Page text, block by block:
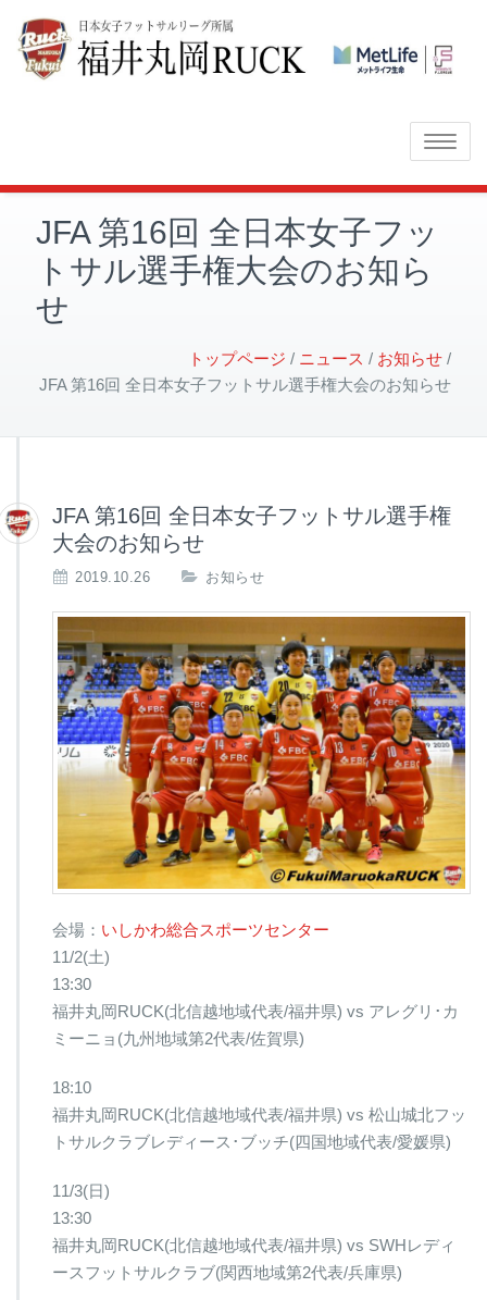
Toggle
JFA 第16回 全日本女子フッ
トサル選手権大会のお知ら
せ
トップページ ニュース
お知らせ
JFA 第16回 全日本女子フットサル選手権大会のお知らせ
JFA 第16回 全日本女子フットサル選手権
大会のお知らせ
2019.10.26 お知らせ
会場： いしかわ総合スポーツセンター
11/2(土)
13:30
福井丸岡RUCK(北信越地域代表/福井県) vs アレグリ･カ
ミーニョ(九州地域第2代表/佐賀県)
18:10
福井丸岡RUCK(北信越地域代表/福井県) vs 松山城北フッ
トサルクラブレディース･ブッチ(四国地域代表/愛媛県)
11/3(日)
13:30
福井丸岡RUCK(北信越地域代表/福井県) vs SWHレディ
ースフットサルクラブ(関西地域第2代表/兵庫県)